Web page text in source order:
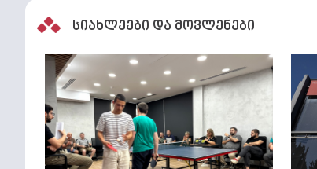
სიახლეები და მოვლენები